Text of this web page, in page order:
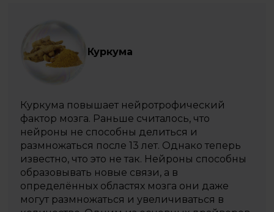
Куркума
Куркума повышает нейротрофический
фактор мозга. Раньше считалось, что
нейроны не способны делиться и
размножаться после 13 лет. Однако теперь
известно, что это не так. Нейроны способны
образовывать новые связи, а в
определённых областях мозга они даже
могут размножаться и увеличиваться в